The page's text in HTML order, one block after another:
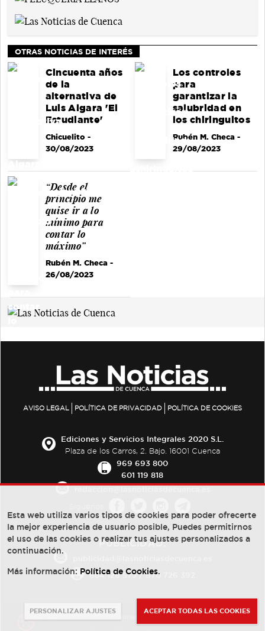
OTRAS NOTICIAS DE INTERÉS
Cincuenta años
de la
alternativa de
Luis Algara 'El
Estudiante'
Chicuelito-
30/08/2023
Los controles
para
garantizar la
salubridad en
los chiringuitos
Rubén M. Checa-
29/08/2023
“Desde el
principio me
quise ir a lo
mínimo para
contar lo
máximo”
Rubén M. Checa-
26/08/2023
AVISO LEGAL POLÍTICA DE PRIVACIDAD POLÍTICA DE COOKIES
Ediciones y Servicios Integrales 2020 S.L.
Plaza de los Carros, 2. Bajo. 16001 Cuenca
969 693 800
601 119 818
PUBLICIDAD:
684 126 573/670 726 392
Esta web utiliza varios tipos de cookies para poder ofrecerte
la mejor experiencia de usuario posible, Puedes permitirnos
el uso de las cookies o realizar tus ajustes personalizados a
continuación.
Más información: Política de Cookies.
PERSONALIZAR AJUSTES ACEPTAR TODAS LAS COOKIES